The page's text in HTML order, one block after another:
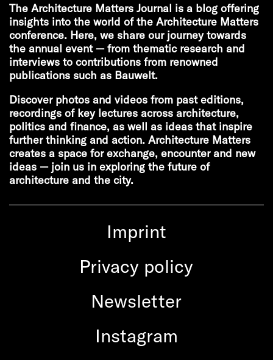
The Architecture Matters Journal is a blog offering
insights into the world of the Architecture Matters
conference. Here, we share our journey towards
the annual event — from thematic research and
interviews to contributions from renowned
publications such as Bauwelt.
Discover photos and videos from past editions,
recordings of key lectures across architecture,
politics and finance, as well as ideas that inspire
further thinking and action. Architecture Matters
creates a space for exchange, encounter and new
ideas — join us in exploring the future of
architecture and the city.
Imprint
Privacy policy
Newsletter
Instagram